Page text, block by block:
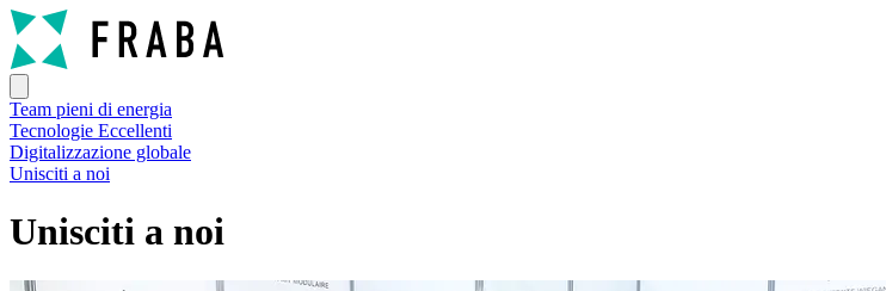
Team pieni di energia
Tecnologie Eccellenti
Digitalizzazione globale
Unisciti a noi
Unisciti a noi